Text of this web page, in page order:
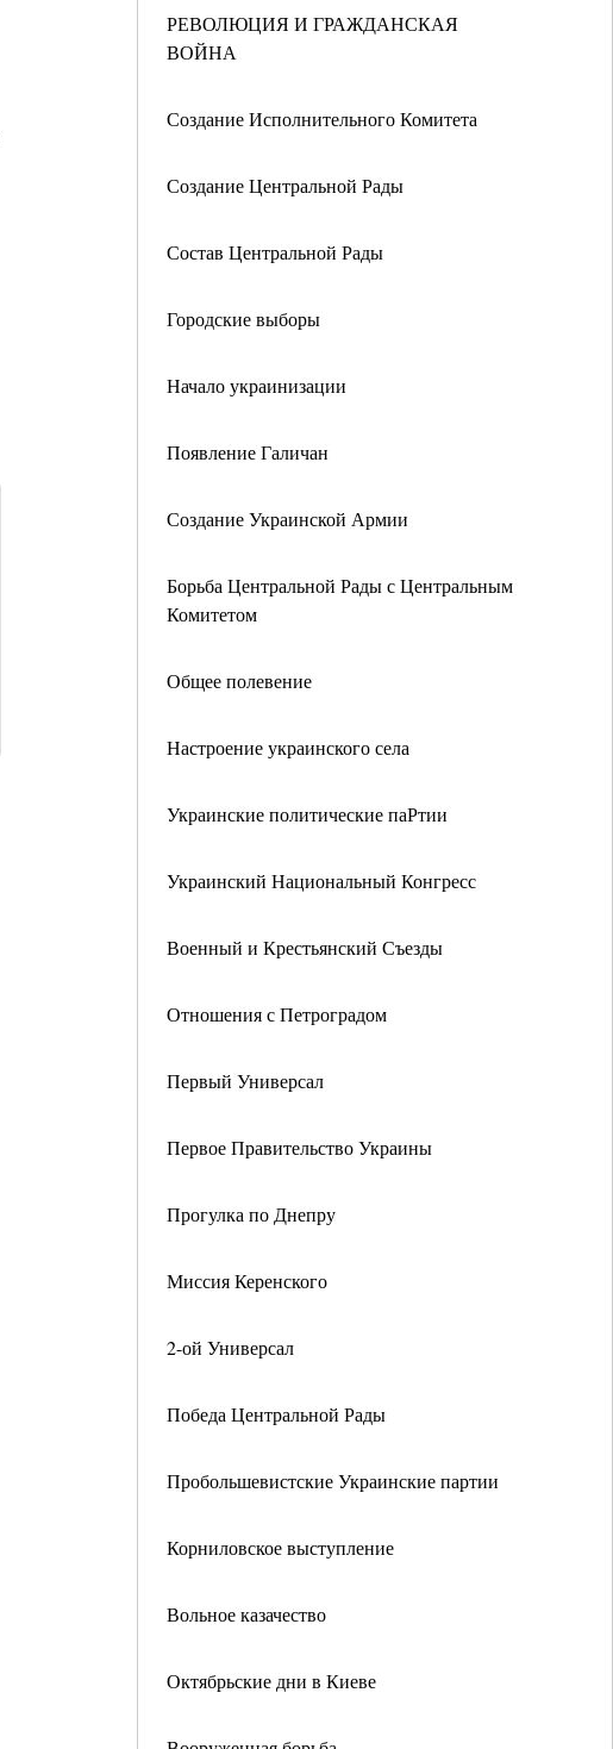
РЕВОЛЮЦИЯ И ГРАЖДАНСКАЯ
ВОЙНА
Создание Исполнительного Комитета
Создание Центральной Рады
Состав Центральной Рады
Городские выборы
Начало украинизации
Появление Галичан
Создание Украинской Армии
Борьба Центральной Рады с Центральным
Комитетом
Общее полевение
Настроение украинского села
Украинские политические паРтии
Украинский Национальный Конгресс
Военный и Крестьянский Съезды
Отношения с Петроградом
Первый Универсал
Первое Правительство Украины
Прогулка по Днепру
Миссия Керенского
2-ой Универсал
Победа Центральной Рады
Пробольшевистские Украинские партии
Корниловское выступление
Вольное казачество
Октябрьские дни в Киеве